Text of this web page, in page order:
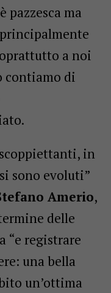
ma
a noi
contiamo di
in
sono evoluti”
Amerio,
delle
“e registrare
una bella
un’ottima